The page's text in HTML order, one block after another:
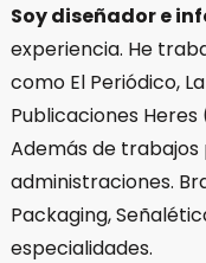
Soy diseñador e
experiencia. He
como El Periódico,
Publicaciones
Además de
administraciones.
Packaging,
especialidades.